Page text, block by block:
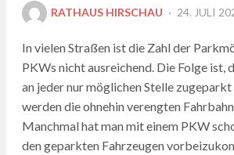
RATHAUS HIRSCHAU
POSTED
24. JULI
In vielen Straßen ist die Zahl der
PKWs nicht ausreichend. Die Folge ist,
an jeder nur möglichen Stelle
werden die ohnehin verengten
Manchmal hat man mit einem PKW
den geparkten Fahrzeugen